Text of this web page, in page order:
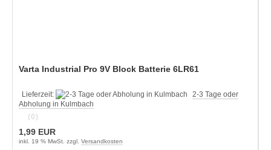
Varta Industrial Pro 9V Block Batterie 6LR61
Lieferzeit:
2-3 Tage oder
Abholung in Kulmbach
(0)
1,99 EUR
inkl. 19 % MwSt. zzgl. Versandkosten